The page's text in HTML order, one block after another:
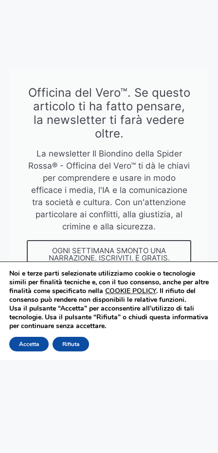
Officina del Vero™. Se questo
articolo ti ha fatto pensare,
la newsletter ti farà vedere
oltre.
La newsletter Il Biondino della Spider
Rossa® - Officina del Vero™ ti dà le chiavi
per comprendere e usare in modo
efficace i media, l'IA e la comunicazione
tra società e cultura. Con un'attenzione
particolare ai conflitti, alla giustizia, al
crimine e alla sicurezza.
OGNI SETTIMANA SMONTO UNA
NARRAZIONE. ISCRIVITI. È GRATIS.
Agenzia d'informazioni Corte&Media.
Direttore responsabile: Maurizio Corte.
Registrazione al Tribunale di Verona n° 2111 del
28.05.2018. All rights reserved.
Noi e terze parti selezionate utilizziamo cookie o tecnologie
simili per finalità tecniche e, con il tuo consenso, anche per altre
finalità come specificato nella COOKIE POLICY. Il rifiuto del
consenso può rendere non disponibili le relative funzioni.
Usa il pulsante “Accetta” per acconsentire all'utilizzo di tali
tecnologie. Usa il pulsante “Rifiuta” o chiudi questa informativa
per continuare senza accettare.
Accetta Rifiuta